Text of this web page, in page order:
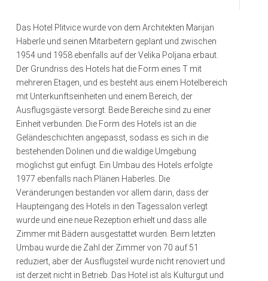
Das Hotel Plitvice wurde von dem Architekten Marijan
Haberle und seinen Mitarbeitern geplant und zwischen
1954 und 1958 ebenfalls auf der Velika Poljana erbaut.
Der Grundriss des Hotels hat die Form eines T mit
mehreren Etagen, und es besteht aus einem Hotelbereich
mit Unterkunftseinheiten und einem Bereich, der
Ausflugsgäste versorgt. Beide Bereiche sind zu einer
Einheit verbunden. Die Form des Hotels ist an die
Geländeschichten angepasst, sodass es sich in die
bestehenden Dolinen und die waldige Umgebung
möglichst gut einfügt. Ein Umbau des Hotels erfolgte
1977 ebenfalls nach Plänen Haberles. Die
Veränderungen bestanden vor allem darin, dass der
Haupteingang des Hotels in den Tagessalon verlegt
wurde und eine neue Rezeption erhielt und dass alle
Zimmer mit Bädern ausgestattet wurden. Beim letzten
Umbau wurde die Zahl der Zimmer von 70 auf 51
reduziert, aber der Ausflugsteil wurde nicht renoviert und
ist derzeit nicht in Betrieb. Das Hotel ist als Kulturgut und